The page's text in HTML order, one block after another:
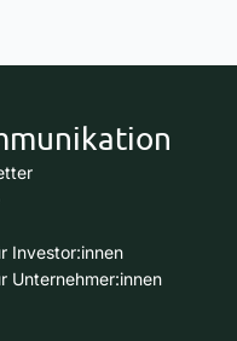
Investor:innen
Unternehmer:innen